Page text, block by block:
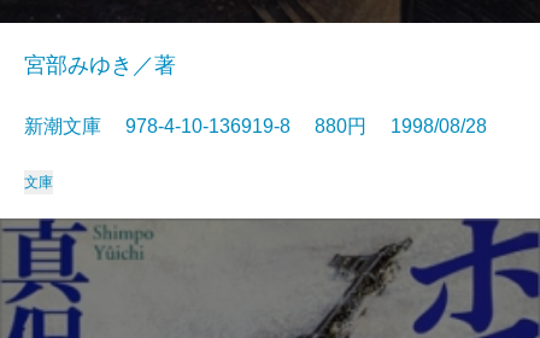
宮部みゆき／著
新潮文庫 978-4-10-136919-8 880円 1998/08/28
文庫